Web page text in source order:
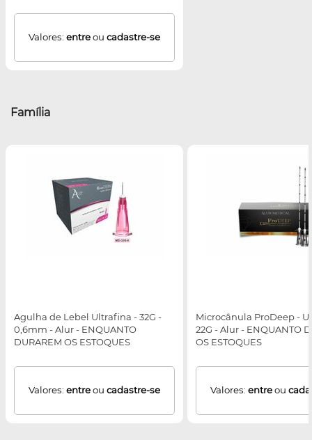
Valores: entreou cadastre-se
Família
Agulha de Lebel Ultrafina - 32G -
0,6mm - Alur - ENQUANTO
DURAREM OS ESTOQUES
Valores: entreou cadastre-se
Microcânula ProDeep -
22G - Alur - ENQUANTO
OS ESTOQUES
Valores: entreou